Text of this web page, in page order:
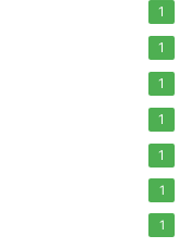
1
1
1
1
1
1
1